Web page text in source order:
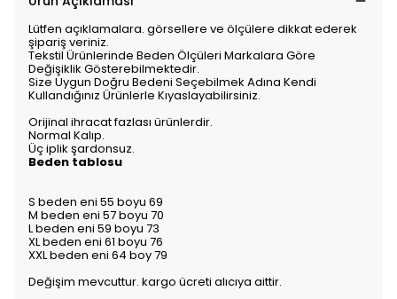
Lütfen açıklamalara. görsellere ve ölçülere dikkat ederek
şipariş veriniz.
Tekstil Ürünlerinde Beden Ölçüleri Markalara Göre
Değişiklik Gösterebilmektedir.
Size Uygun Doğru Bedeni Seçebilmek Adına Kendi
Kullandığınız Ürünlerle Kıyaslayabilirsiniz.
Orijinal ihracat fazlası ürünlerdir.
Normal Kalıp.
Üç iplik şardonsuz.
Beden tablosu
S beden eni 55 boyu 69
M beden eni 57 boyu 70
L beden eni 59 boyu 73
XL beden eni 61 boyu 76
XXL beden eni 64 boy 79
Değişim mevcuttur. kargo ücreti alıcıya aittir.